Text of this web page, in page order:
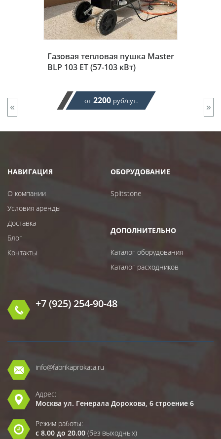
Газовая тепловая пушка Master
BLP 103 ET (57-103 кВт)
от 2200 руб/сут.
« »
НАВИГАЦИЯ
О компании
Условия аренды
Доставка
Блог
Контакты
ОБОРУДОВАНИЕ
Splitstone
ДОПОЛНИТЕЛЬНО
Каталог оборудования
Каталог расходников
+7 (925) 254-90-48
info@fabrikaprokata.ru
Адрес:
Москва ул. Генерала Дорохова, 6 строение 6
Режим работы:
с 8.00 до 20.00 (без выходных)